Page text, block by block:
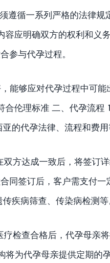
遵循一系列严格的法律规
应明确双方的权利和义
参与代孕过程。
能够应对代孕过程中可能
伦理标准 二、代孕流程
的代孕法律、流程和费用
方达成一致后，将签订
同签订后，客户需支付一
疾病筛查、传染病检测等
检查合格后，代孕母亲
将为代孕母亲提供定期的